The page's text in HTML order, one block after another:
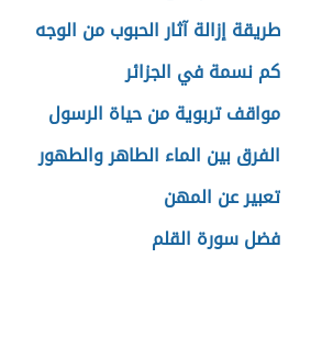
طريقة إزالة آثار الحبوب من الوجه
كم نسمة في الجزائر
مواقف تربوية من حياة الرسول
الفرق بين الماء الطاهر والطهور
تعبير عن المهن
فضل سورة القلم